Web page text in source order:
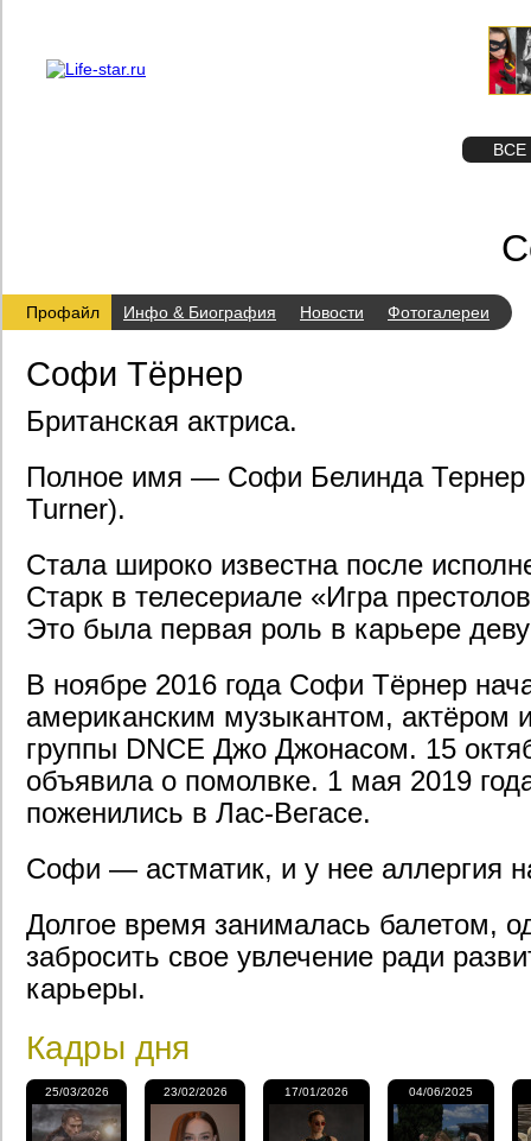
ВСЕ
Профайл Инфо & Биография Новости Фотогалереи
Софи Тёрнер
Британская актриса.
Полное имя — Софи Белинда Тернер
Turner).
Стала широко известна после
Старк в телесериале «Игра
Это была первая роль в карьере
В ноябре 2016 года Софи Тёрнер
американским музыкантом, актёром
группы DNCE Джо Джонасом. 15
объявила о помолвке. 1 мая 2019
поженились в Лас-Вегасе.
Софи — астматик, и у нее аллергия
Долгое время занималась балетом,
забросить свое увлечение ради
карьеры.
Кадры дня
25/03/2026 23/02/2026 17/01/2026 04/06/2025